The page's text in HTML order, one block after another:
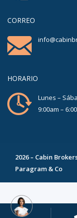
CORREO
HORARIO
Lunes –
9:00am –
2026– Cabin
Paragram & Co